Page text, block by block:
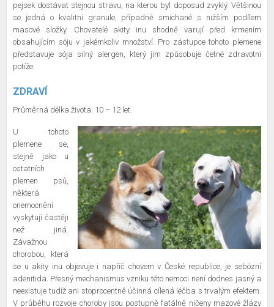
pejsek dostávat stejnou stravu, na kterou byl doposud zvyklý. Většinou
se jedná o kvalitní granule, případně smíchané s nižším podílem
masové složky. Chovatelé akity inu shodně varují před krmením
obsahujícím sóju v jakémkoliv množství. Pro zástupce tohoto plemene
představuje sója silný alergen, který jim způsobuje četné zdravotní
potíže.
ZDRAVÍ
Průměrná délka života: 10 – 12 let.
U tohoto
plemene se,
stejně jako u
ostatních
plemen psů,
některá
onemocnění
vyskytují častěji
než jiná.
Závažnou
chorobou, která
se u akity inu objevuje i napříč chovem v České republice, je sebózní
adenitida. Přesný mechanismus vzniku této nemoci není dodnes jasný a
neexistuje tudíž ani stoprocentně účinná cílená léčba s trvalým efektem.
V průběhu rozvoje choroby jsou postupně fatálně ničeny mazové žlázy